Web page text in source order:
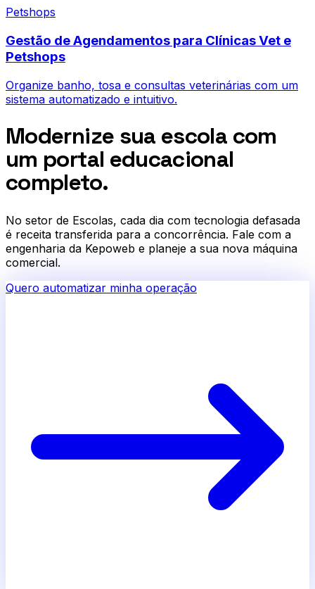
Petshops
Gestão de Agendamentos para Clínicas Vet e
Petshops
Organize banho, tosa e consultas veterinárias com um
sistema automatizado e intuitivo.
Modernize sua escola com
um portal educacional
completo.
No setor de Escolas, cada dia com tecnologia defasada
é receita transferida para a concorrência. Fale com a
engenharia da Kepoweb e planeje a sua nova máquina
comercial.
Quero automatizar minha operação